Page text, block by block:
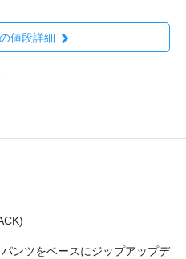
値段詳細
ンツをベースにジップアップデ